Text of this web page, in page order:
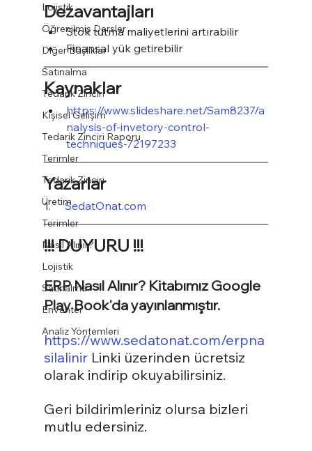
Lojistik
Öğrenilmiş Dersler
Diğer Başlıklar
Satınalma
Tedarik Zinciri
Kişisel Gelişim
Tedarik Zinciri Raporu
Terimler
Tedarik Zinciri
Üretim
Terimler
Nasıl Alınır?
Lojistik
Satınalma
Envanter
Analiz Yöntemleri
Dezavantajları
Stok tutma maliyetlerini artırabilir
Finansal yük getirebilir
Kaynaklar
https://www.slideshare.net/Sam8237/a
nalysis-of-invetory-control-
techniques-72197233
Yazarlar
1. SedatOnat.com
!!! DUYURU !!!
ERP Nasıl Alınır? Kitabımız Google
Play Book'da yayınlanmıştır.
https://www.sedatonat.com/erpna
silalinir Linki üzerinden ücretsiz
olarak indirip okuyabilirsiniz.
Geri bildirimleriniz olursa bizleri
mutlu edersiniz.